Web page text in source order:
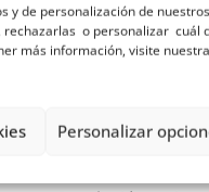
y de personalización de nuestros
rechazarlas o personalizar cuál
más información, visite nuestra
Personalizar